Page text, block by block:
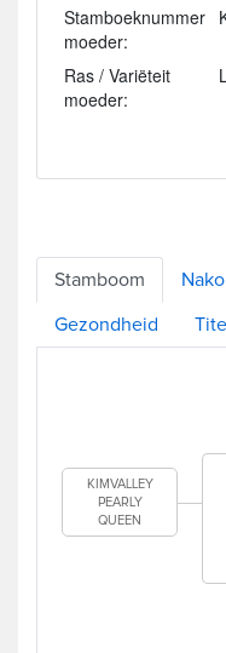
Stamboeknummer
moeder:
Ras / Variëteit
moeder:
Stamboom
Gezondheid
KIMVALLEY
PEARLY
QUEEN